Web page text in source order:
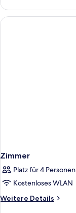
Zimmer
Platz für 4 Personen
Kostenloses WLAN
Weitere Details
Weitere